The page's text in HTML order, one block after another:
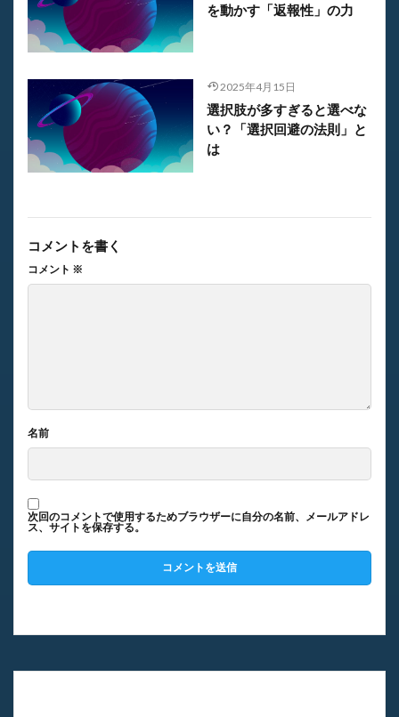
を動かす「返報性」の力
2025年4月15日
選択肢が多すぎると選べな
い？「選択回避の法則」と
は
コメントを書く
コメント ※
名前
次回のコメントで使用するためブラウザーに自分の名前、メールアドレ
ス、サイトを保存する。